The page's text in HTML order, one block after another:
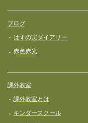
ブログ
はすの実ダイアリー
赤色赤光
課外教室
課外教室とは
キンダースクール